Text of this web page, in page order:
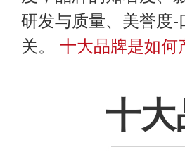
研发与质量、美誉度
关。 十大品牌是如何
十大